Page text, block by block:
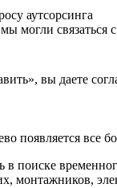
аутсорсинга
могли связаться
вы даете
появляется все
в поиске
монтажников,